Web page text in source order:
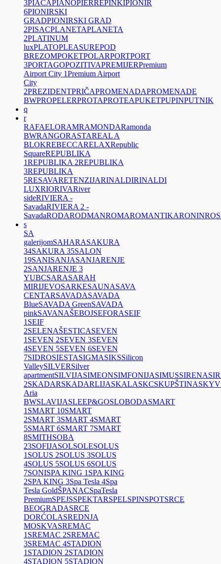
3PIACAPIANOPIERREPINKIPIONIR
6PIONIRSKI
GRADPIONIRSKI GRAD
2PISACPLANETAPLANETA
2PLATINUM
luxPLATOPLEASUREPOD
BREZOMPOKETPOLARPORTPORT
3PORTAGOPOZITIVAPREMIJERPremium
Airport City 1Premium Airport
City
2PREZIDENTPRIČAPROMENADAPROMENADE
BWPROPELERPROTAPROTEAPUKETPUPINPUTNIK
q
r
RAFAELORAMRAMONDARamonda
BWRANGORASTAREAL A
BLOKREBECCARELAXRepublic
SquareREPUBLIKA
1REPUBLIKA 2REPUBLIKA
3REPUBLIKA
5RESAVARETENZIJARINALDIRINALDI
LUXRIORIVARiver
sideRIVIERA -
SavadaRIVIERA 2 -
SavadaRODARODMANROMAROMANTIKARONIN
s
SA
galerijomSAHARASAKURA
34SAKURA 35SALON
19SANISANJASANJARENJE
2SANJARENJE 3
YUBCSARASARAH
MIRIJEVOSARKESAUNASAVA
CENTARSAVADASAVADA
BlueSAVADA GreenSAVADA
pinkSAVANAŠEBOJSEFORASEIF
1 SEIF
2SELENAŠESTICASEVEN
1 SEVEN 2SEVEN 3SEVEN
4SEVEN 5SEVEN 6SEVEN
7SIDROSIESTASIGMASIKSSilicon
ValleySILVERSilver
apartmentSILVIJASIMEONSIMFONIJASIMUSSIRENA
2SKADARSKADARLIJASKALASKCSKUPŠTINA
Aria
BWSLAVIJASLEEP&GOSLOBODASMART
1 SMART 10SMART
2SMART 3SMART 4SMART
5SMART 6SMART 7SMART
8SMITHSOBA
23SOFIJASOLSOLESOLUS
1 SOLUS 2SOLUS 3SOLUS
4SOLUS 5SOLUS 6SOLUS
7SONISPA KING 1 SPA KING
2SPA KING 3Spa Tesla 4Spa
Tesla GoldŠPANACSpaTesla
PremiumSPEJSSPEKTARSPELSPINSPOTSRCE
BEOGRADASRCE
DORĆOLASREDNJA
MOSKVASREMAC
1 SREMAC 2SREMAC
3SREMAC 4STADION
1 STADION 2STADION
4STADION 5STADION